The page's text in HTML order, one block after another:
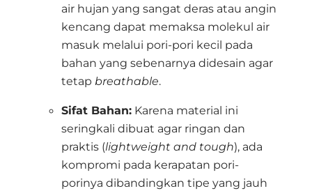
air hujan yang sangat deras atau angin
kencang dapat memaksa molekul air
masuk melalui pori-pori kecil pada
bahan yang sebenarnya didesain agar
tetap breathable.
Sifat Bahan: Karena material ini
seringkali dibuat agar ringan dan
praktis (lightweight and tough), ada
kompromi pada kerapatan pori-
porinya dibandingkan tipe yang jauh